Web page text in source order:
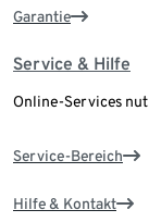
Garantie
Service & Hilfe
Online-Services
Service-Bereich
Hilfe & Kontakt